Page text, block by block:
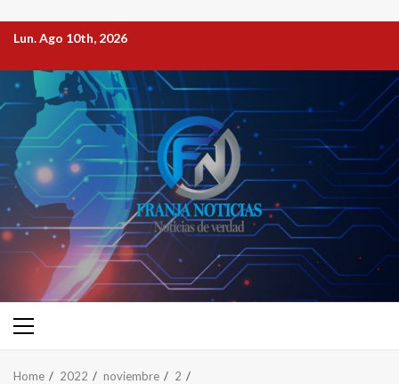
Lun. Ago 10th, 2026
Home 2022 noviembre
2